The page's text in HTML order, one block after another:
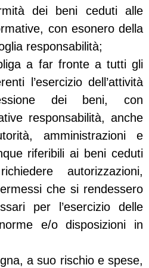
dei beni ceduti alle
con esonero della
responsabilità;
a far fronte a tutti gli
l’esercizio dell’attività
dei beni, con
responsabilità, anche
amministrazioni e
riferibili ai beni ceduti
autorizzazioni,
che si rendessero
per l’esercizio delle
e/o disposizioni in
a suo rischio e spese,